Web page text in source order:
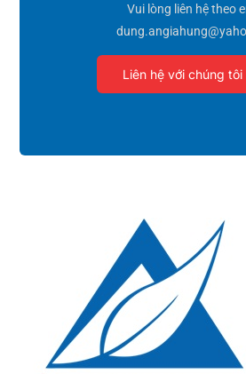
Vui lòng liên hệ theo
Liên hệ với chúng